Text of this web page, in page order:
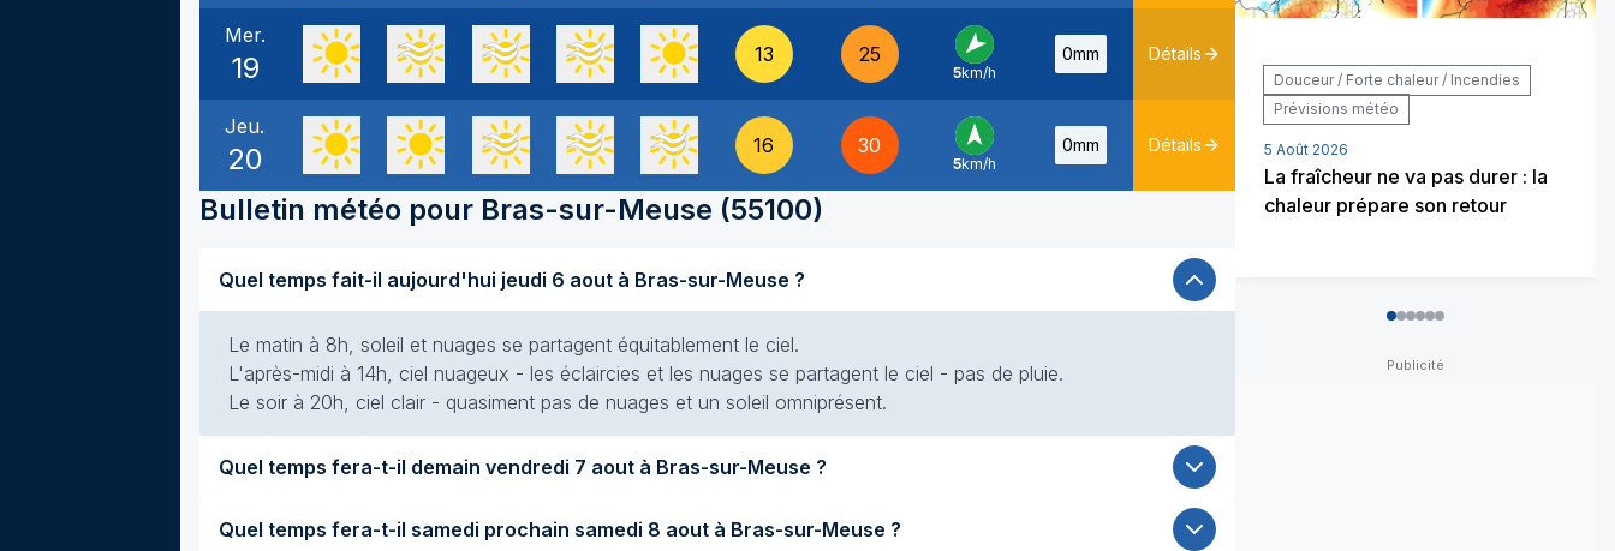
Mer.
19 13 25
NE
5km/h
0mm Détails
Jeu.
20 16 30
S -
5km/h
0mm Détails
Bulletin météo pour Bras-sur-Meuse (55100)
Quel temps fait-il aujourd'hui jeudi 6 aout à Bras-sur-Meuse ?
Le matin à 8h, soleil et nuages se partagent équitablement le ciel.
L'après-midi à 14h, ciel nuageux - les éclaircies et les nuages se partagent le ciel - pas de pluie.
Le soir à 20h, ciel clair - quasiment pas de nuages et un soleil omniprésent.
Quel temps fera-t-il demain vendredi 7 aout à Bras-sur-Meuse ?
Quel temps fera-t-il samedi prochain samedi 8 aout à Bras-sur-Meuse ?
Douceur / Forte chaleur / Incendies
Prévisions météo
5 Août 2026
La fraîcheur ne va pas durer : la
chaleur prépare son retour